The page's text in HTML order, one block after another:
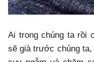
Ai trong chúng ta rồi
sẽ già trước chúng